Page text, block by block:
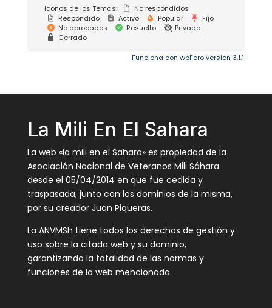
Iconos de los Temas:
No respondidos
Respondido
Activo Popular
Fijo
No aprobados
Resuelto
Privado
Cerrado
Funciona con wpForo version 3.1.1
La Mili En El Sahara
La web «la mili en el Sahara» es propiedad de la
Asociación Nacional de Veteranos Mili Sáhara
desde el 05/04/2014 en que fue cedida y
traspasada, junto con los dominios de la misma,
por su creador Juan Piqueras.
La ANVMSh tiene todos los derechos de gestión y
uso sobre la citada web y su dominio,
garantizando la totalidad de las normas y
funciones de la web mencionada.